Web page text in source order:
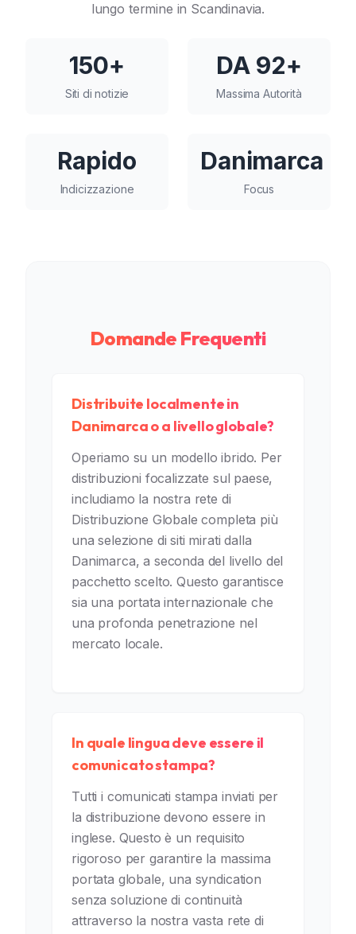
lungo termine in Scandinavia.
150+
Siti di notizie
DA 92+
Massima Autorità
Rapido
Indicizzazione
Danimarca
Focus
Domande Frequenti
Distribuite localmente in
Danimarca o a livello globale?
Operiamo su un modello ibrido. Per
distribuzioni focalizzate sul paese,
includiamo la nostra rete di
Distribuzione Globale completa più
una selezione di siti mirati dalla
Danimarca, a seconda del livello del
pacchetto scelto. Questo garantisce
sia una portata internazionale che
una profonda penetrazione nel
mercato locale.
In quale lingua deve essere il
comunicato stampa?
Tutti i comunicati stampa inviati per
la distribuzione devono essere in
inglese. Questo è un requisito
rigoroso per garantire la massima
portata globale, una syndication
senza soluzione di continuità
attraverso la nostra vasta rete di